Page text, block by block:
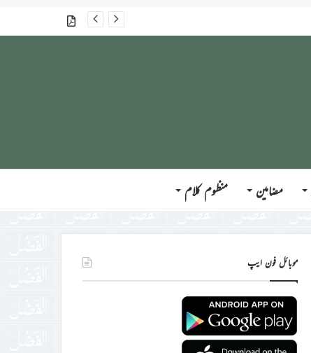
گذشتہ شمارے
مضامین منظوم کلام
موبائل فون ایپ